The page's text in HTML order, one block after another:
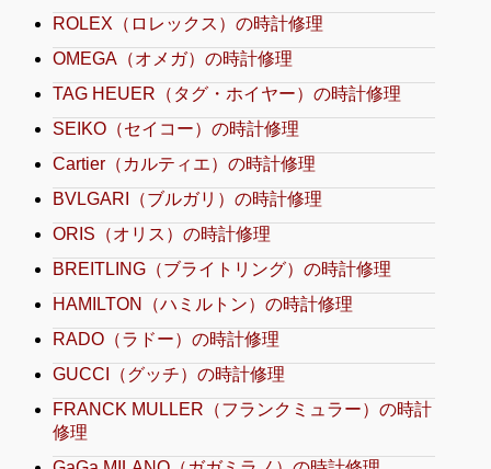
ROLEX（ロレックス）の時計修理
OMEGA（オメガ）の時計修理
TAG HEUER（タグ・ホイヤー）の時計修理
SEIKO（セイコー）の時計修理
Cartier（カルティエ）の時計修理
BVLGARI（ブルガリ）の時計修理
ORIS（オリス）の時計修理
BREITLING（ブライトリング）の時計修理
HAMILTON（ハミルトン）の時計修理
RADO（ラドー）の時計修理
GUCCI（グッチ）の時計修理
FRANCK MULLER（フランクミュラー）の時計
修理